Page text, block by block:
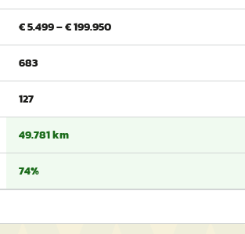
€ 5.499 – € 199.950
683
127
49.781 km
74%